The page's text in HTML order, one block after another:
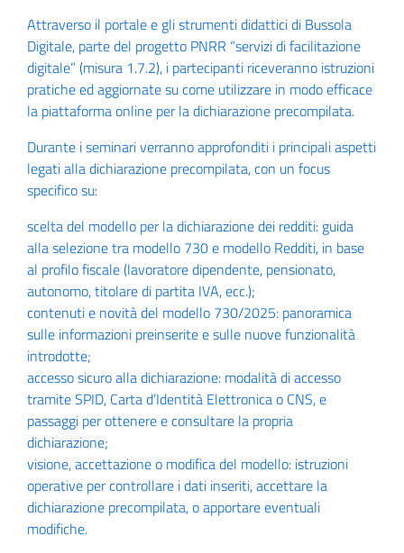
Attraverso il portale e gli strumenti didattici di Bussola
Digitale, parte del progetto PNRR “servizi di facilitazione
digitale” (misura 1.7.2), i partecipanti riceveranno istruzioni
pratiche ed aggiornate su come utilizzare in modo efficace
la piattaforma online per la dichiarazione precompilata.
Durante i seminari verranno approfonditi i principali aspetti
legati alla dichiarazione precompilata, con un focus
specifico su:
scelta del modello per la dichiarazione dei redditi: guida
alla selezione tra modello 730 e modello Redditi, in base
al profilo fiscale (lavoratore dipendente, pensionato,
autonomo, titolare di partita IVA, ecc.);
contenuti e novità del modello 730/2025: panoramica
sulle informazioni preinserite e sulle nuove funzionalità
introdotte;
accesso sicuro alla dichiarazione: modalità di accesso
tramite SPID, Carta d’Identità Elettronica o CNS, e
passaggi per ottenere e consultare la propria
dichiarazione;
visione, accettazione o modifica del modello: istruzioni
operative per controllare i dati inseriti, accettare la
dichiarazione precompilata, o apportare eventuali
modifiche.